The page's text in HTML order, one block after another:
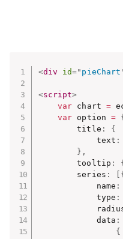
<div id=" pieChart
<script>
var chart =
var option = {
        title
:
{
            text
:
} ,
        tooltip
: {
        series
:
{
            name
:
            type
:
            data
:
{